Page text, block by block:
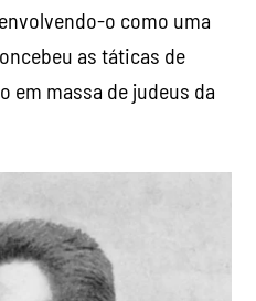
o como uma
as táticas de
em massa de judeus da